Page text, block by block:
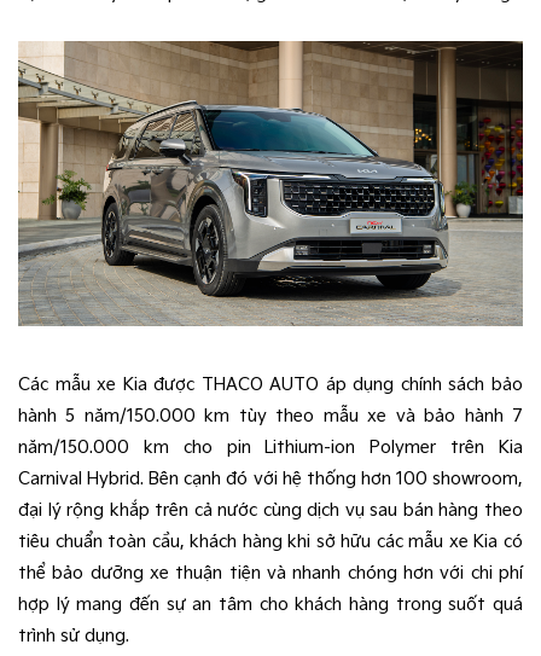
Các mẫu xe Kia được THACO AUTO áp dụng chính sách bảo
hành 5 năm/150.000 km tùy theo mẫu xe và bảo hành 7
năm/150.000 km cho pin Lithium-ion Polymer trên Kia
Carnival Hybrid. Bên cạnh đó với hệ thống hơn 100 showroom,
đại lý rộng khắp trên cả nước cùng dịch vụ sau bán hàng theo
tiêu chuẩn toàn cầu, khách hàng khi sở hữu các mẫu xe Kia có
thể bảo dưỡng xe thuận tiện và nhanh chóng hơn với chi phí
hợp lý mang đến sự an tâm cho khách hàng trong suốt quá
trình sử dụng.